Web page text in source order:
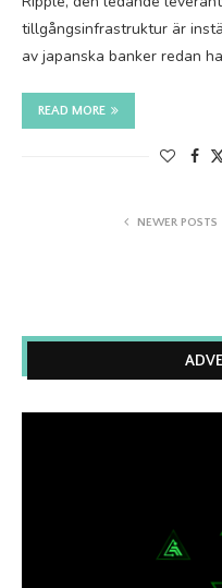
tillgångsinfrastruktur är
av japanska banker redan
READ MORE
NEWER POSTS